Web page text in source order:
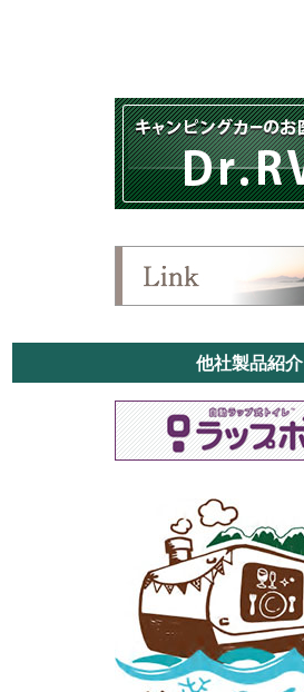
他社製品紹介